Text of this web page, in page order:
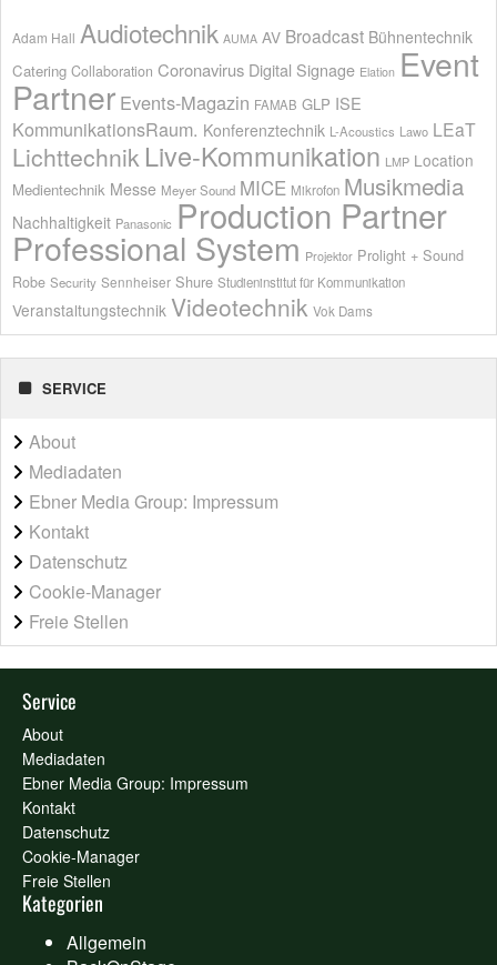
Adam Hall Audiotechnik AUMA AV Broadcast Bühnentechnik
Catering Collaboration Coronavirus Digital Signage Elation Event
Partner Events-Magazin FAMAB GLP ISE
KommunikationsRaum. Konferenztechnik L-Acoustics Lawo LEaT
Lichttechnik Live-Kommunikation LMP Location
Medientechnik Messe Meyer Sound MICE Mikrofon Musikmedia
Nachhaltigkeit Panasonic Production Partner
Professional System Projektor Prolight + Sound
Robe Security Sennheiser Shure Studieninstitut für Kommunikation
Veranstaltungstechnik Videotechnik Vok Dams
SERVICE
About
Mediadaten
Ebner Media Group: Impressum
Kontakt
Datenschutz
Cookie-Manager
Freie Stellen
Service
About
Mediadaten
Ebner Media Group: Impressum
Kontakt
Datenschutz
Cookie-Manager
Freie Stellen
Kategorien
Allgemein